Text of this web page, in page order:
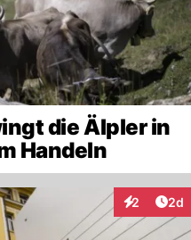
die Älpler in
Handeln
2 2d